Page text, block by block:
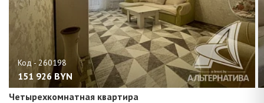
151 926 BYN
Четырехкомнатная квартира